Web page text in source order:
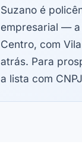
Suzano é
empresarial —
Centro, com
atrás. Para
a lista com